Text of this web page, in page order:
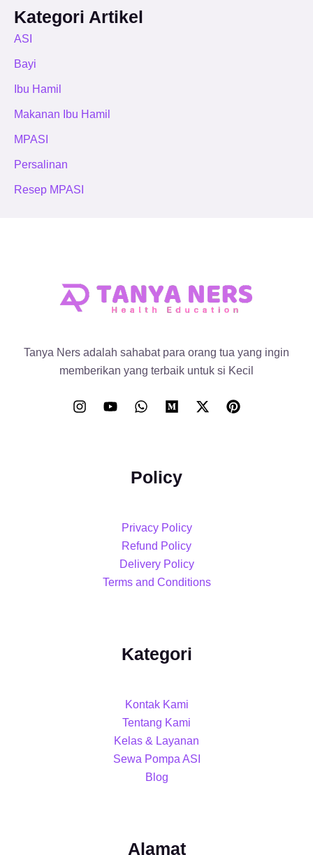
Kategori Artikel
ASI
Bayi
Ibu Hamil
Makanan Ibu Hamil
MPASI
Persalinan
Resep MPASI
Tanya Ners adalah sahabat para orang tua yang ingin
memberikan yang terbaik untuk si Kecil
Policy
Privacy Policy
Refund Policy
Delivery Policy
Terms and Conditions
Kategori
Kontak Kami
Tentang Kami
Kelas & Layanan
Sewa Pompa ASI
Blog
Alamat